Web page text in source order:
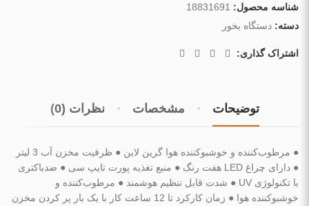
شناسه محصول: 18831691
دسته: دستگاه بخور
اشتراک گذاری:
توضیحات مشخصات نظرات (0)
● مرطوب‌کننده و خوشبوکننده هوا گرین لاین ● ظرفیت مخزن آب 3 لیتر
● دارای چراغ LED هفت رنگ ● منبع تغذیه پورت تایپ سی ● ضدباکتری
با تکنولوژی UV ● شدت قابل تنظیم هوشمند ● مرطوب‌کننده و
خوشبوکننده هوا ● زمان کارکرد تا 12 ساعت کار با یک بار پر کردن مخزن